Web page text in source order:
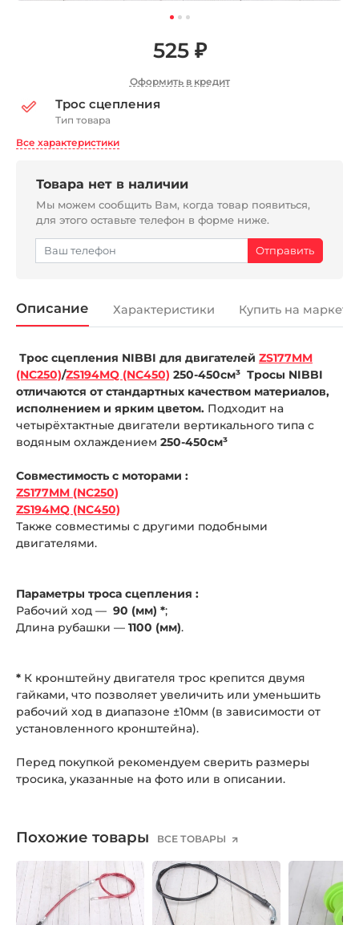
525 ₽
Оформить в кредит
Трос сцепления
Тип товара
Все характеристики
Товара нет в наличии
Мы можем сообщить Вам, когда товар появиться,
для этого оставьте телефон в форме ниже.
Описание Характеристики Купить на
Трос сцепления NIBBI для двигателей ZS177MM
(NC250)/ZS194MQ (NC450) 250-450см³ Тросы NIBBI
отличаются от стандартных качеством материалов,
исполнением и ярким цветом. Подходит на
четырёхтактные двигатели вертикального типа с
водяным охлаждением 250-450см³
Совместимость с моторами :
ZS177MM (NC250)
ZS194MQ (NC450)
Также совместимы с другими подобными
двигателями.
Параметры троса сцепления :
Рабочий ход — 90 (мм) *;
Длина рубашки — 1100 (мм).
* К кронштейну двигателя трос крепится двумя
гайками, что позволяет увеличить или уменьшить
рабочий ход в диапазоне ±10мм (в зависимости от
установленного кронштейна).
Перед покупкой рекомендуем сверить размеры
тросика, указанные на фото или в описании.
Похожие товары ВСЕ ТОВАРЫ